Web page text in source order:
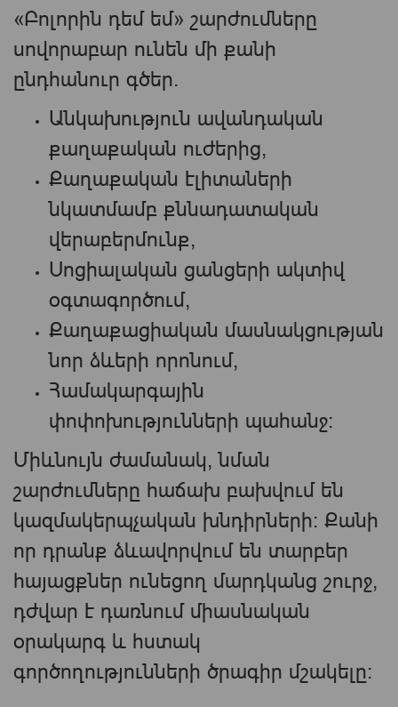
«Բոլորին դեմ եմ» շարժումները
սովորաբար ունեն մի քանի
ընդհանուր գծեր.
Անկախություն ավանդական
քաղաքական ուժերից,
Քաղաքական էլիտաների
նկատմամբ քննադատական
վերաբերմունք,
Սոցիալական ցանցերի ակտիվ
օգտագործում,
Քաղաքացիական մասնակցության
նոր ձևերի որոնում,
Համակարգային
փոփոխությունների պահանջ։
Միևնույն ժամանակ, նման
շարժումները հաճախ բախվում են
կազմակերպչական խնդիրների։ Քանի
որ դրանք ձևավորվում են տարբեր
հայացքներ ունեցող մարդկանց շուրջ,
դժվար է դառնում միասնական
օրակարգ և հստակ
գործողությունների ծրագիր մշակելը։